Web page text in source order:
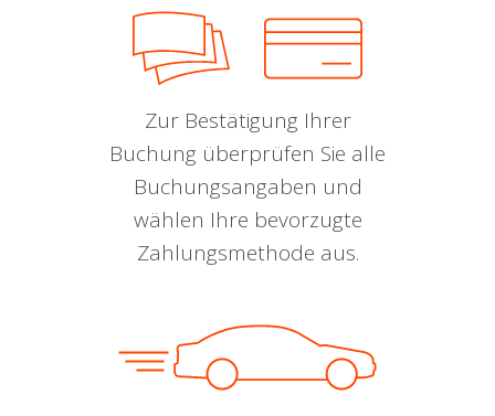
Zur Bestätigung Ihrer
Buchung überprüfen Sie alle
Buchungsangaben und
wählen Ihre bevorzugte
Zahlungsmethode aus.